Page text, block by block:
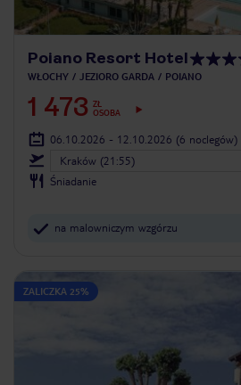
Poiano Resort Hotel
WŁOCHY JEZIORO GARDA POIANO
1 473 ZŁ
OSOBA
06.10.2026 - 12.10.2026 (6 noclegów)
Kraków (21:55)
Śniadanie
na malowniczym wzgórzu
ZALICZKA 25%